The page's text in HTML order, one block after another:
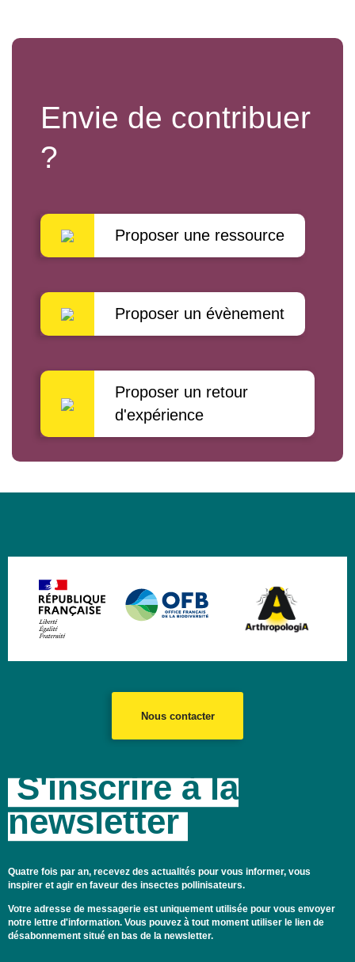
Envie de contribuer
?
Proposer une ressource
Proposer un évènement
Proposer un retour
d'expérience
Nous contacter
S'inscrire à la
newsletter
Quatre fois par an, recevez des actualités pour vous informer, vous
inspirer et agir en faveur des insectes pollinisateurs.
Votre adresse de messagerie est uniquement utilisée pour vous envoyer
notre lettre d'information. Vous pouvez à tout moment utiliser le lien de
désabonnement situé en bas de la newsletter.